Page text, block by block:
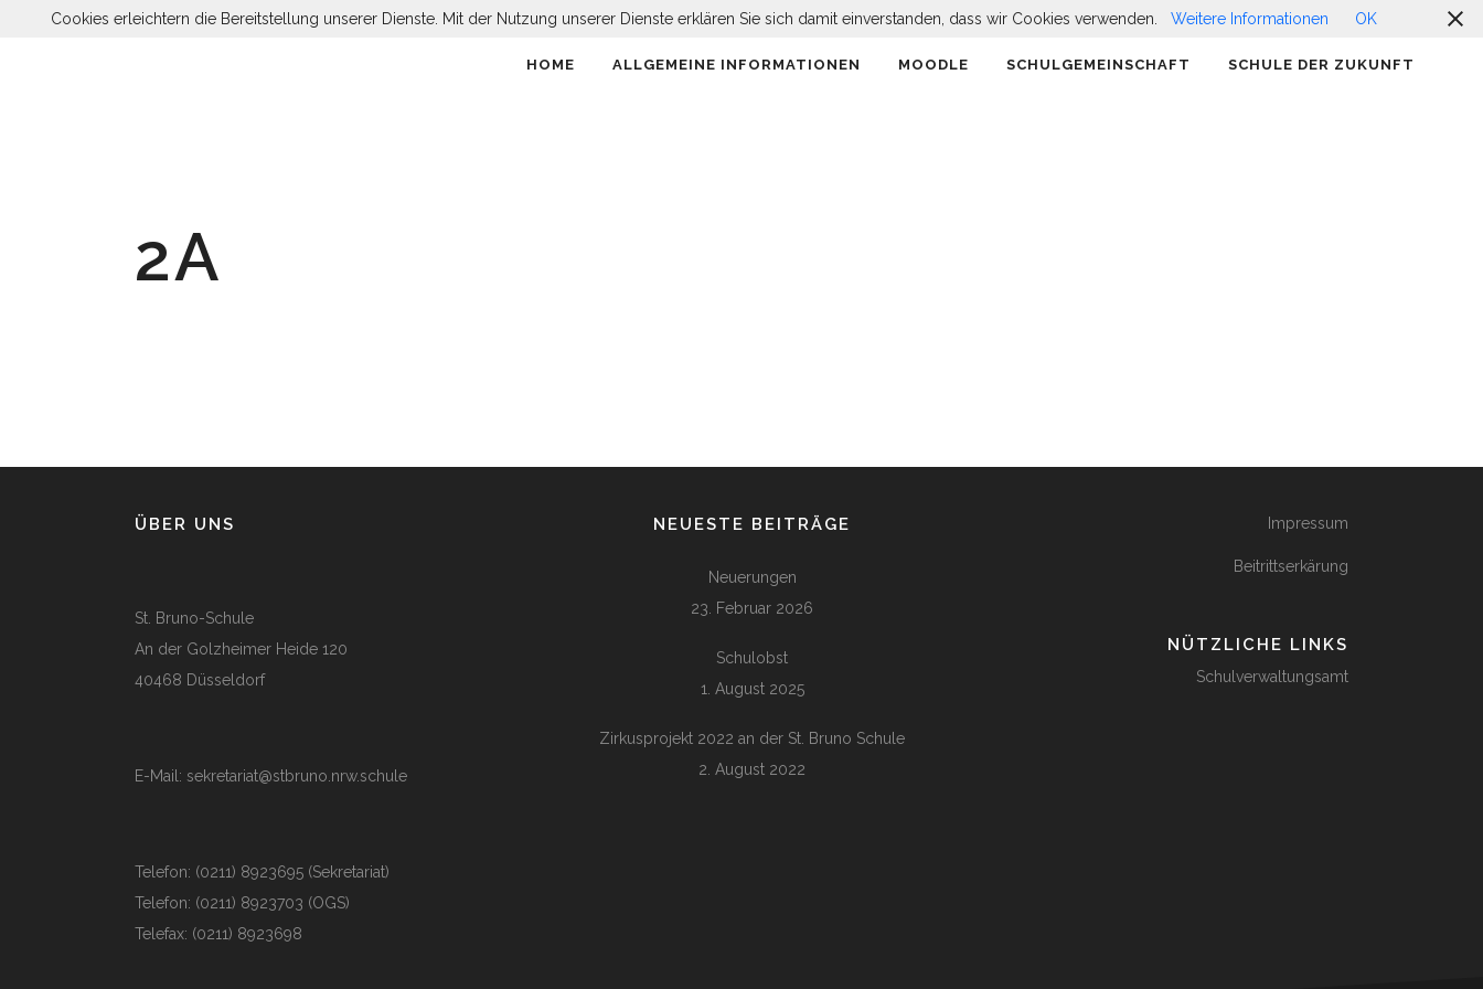
HOME ALLGEMEINE INFORMATIONEN MOODLE SCHULGEMEINSCHAFT SCHULE DER ZUKUNFT
2A
ÜBER UNS
St. Bruno-Schule
An der Golzheimer Heide 120
40468 Düsseldorf
E-Mail: sekretariat@stbruno.nrw.schule
Telefon: (0211) 8923695 (Sekretariat)
Telefon: (0211) 8923703 (OGS)
Telefax: (0211) 8923698
NEUESTE BEITRÄGE
Neuerungen
23. Februar 2026
Schulobst
1. August 2025
Zirkusprojekt 2022 an der St. Bruno Schule
2. August 2022
Impressum
Beitrittserkärung
NÜTZLICHE LINKS
Schulverwaltungsamt
Cookies erleichtern die Bereitstellung unserer Dienste. Mit der Nutzung unserer Dienste erklären Sie sich damit einverstanden, dass wir Cookies verwenden. Weitere Informationen OK